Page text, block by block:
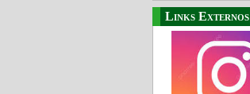
Links Externos